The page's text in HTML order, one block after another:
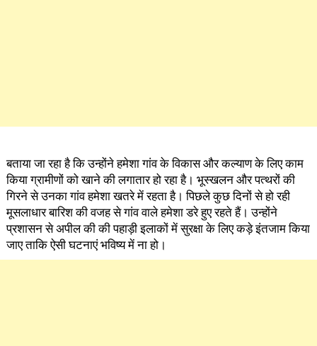
बताया जा रहा है कि उन्होंने हमेशा गांव के विकास और कल्याण के लिए काम
किया ग्रामीणों को खाने की लगातार हो रहा है। भूस्खलन और पत्थरों की
गिरने से उनका गांव हमेशा खतरे में रहता है। पिछले कुछ दिनों से हो रही
मूसलाधार बारिश की वजह से गांव वाले हमेशा डरे हुए रहते हैं। उन्होंने
प्रशासन से अपील की की पहाड़ी इलाकों में सुरक्षा के लिए कड़े इंतजाम किया
जाए ताकि ऐसी घटनाएं भविष्य में ना हो।